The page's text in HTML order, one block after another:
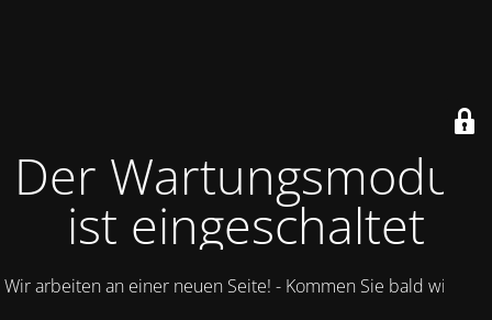
Der Wartungsmodus
ist eingeschaltet
Wir arbeiten an einer neuen Seite! - Kommen Sie bald wieder.